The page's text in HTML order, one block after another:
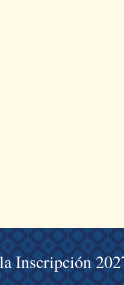
Inscripción